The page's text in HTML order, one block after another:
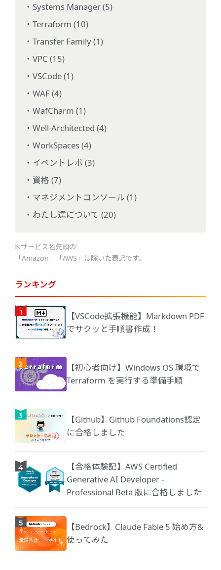
Systems Manager (5)
Terraform (10)
Transfer Family (1)
VPC (15)
VSCode (1)
WAF (4)
WafCharm (1)
Well-Architected (4)
WorkSpaces (4)
イベントレポ (3)
資格 (7)
マネジメントコンソール (1)
わたし達について (20)
※サービス名先頭の
「Amazon」「AWS」は除いた表記です。
ランキング
【VSCode拡張機能】Markdown PDF
でサクッと手順書作成！
【初心者向け】Windows OS 環境で
Terraform を実行する準備手順
【Github】Github Foundations認定
に合格しました
【合格体験記】AWS Certified
Generative AI Developer -
Professional Beta 版に合格しました
【Bedrock】Claude Fable 5 始め方&
使ってみた